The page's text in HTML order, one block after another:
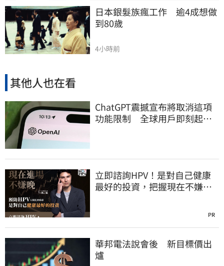
日本銀髮族瘋工作　逾4成想做
到80歲
4小時前
其他人也在看
ChatGPT震撼宣布將取消這項
功能限制 全球用戶即刻起
立即諮詢HPV！是對自己健康
最好的投資，把握現在不嫌
PR
華邦電法說會後 新目標價出
爐